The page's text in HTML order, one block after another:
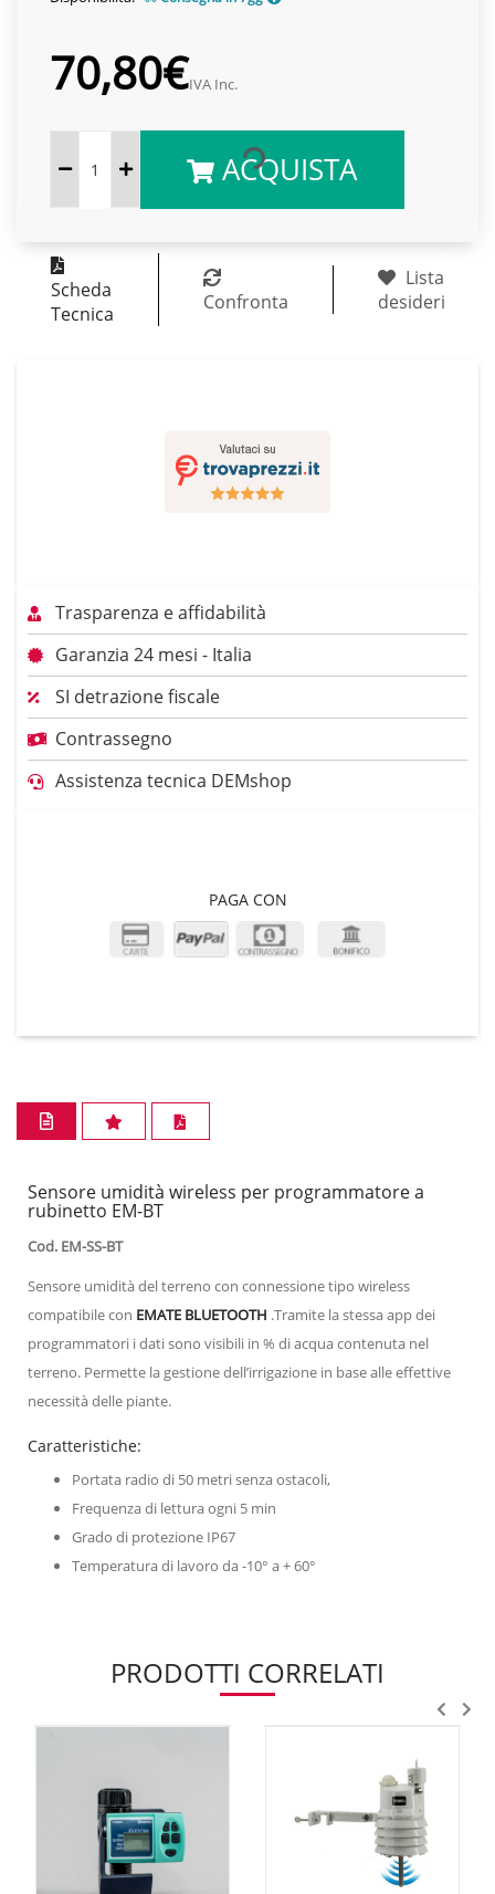
70,80€IVA Inc.
ACQUISTA
Scheda
Tecnica
Confronta
Lista
desideri
Trasparenza e affidabilità
Garanzia 24 mesi - Italia
SI detrazione fiscale
Contrassegno
Assistenza tecnica DEMshop
PAGA CON
Sensore umidità wireless per programmatore a
rubinetto EM-BT
Cod. EM-SS-BT
Sensore umidità del terreno con connessione tipo wireless
compatibile con EMATE BLUETOOTH .Tramite la stessa app dei
programmatori i dati sono visibili in % di acqua contenuta nel
terreno. Permette la gestione dell’irrigazione in base alle effettive
necessità delle piante.
Caratteristiche:
Portata radio di 50 metri senza ostacoli,
Frequenza di lettura ogni 5 min
Grado di protezione IP67
Temperatura di lavoro da -10° a + 60°
PRODOTTI CORRELATI